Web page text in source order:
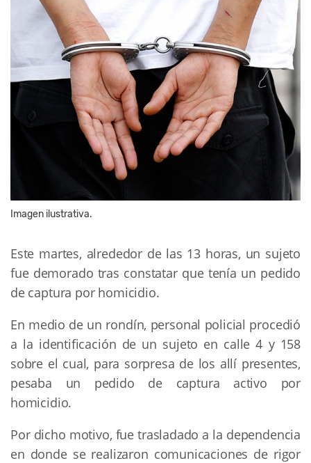
Imagen ilustrativa.
Este martes, alrededor de las 13 horas, un sujeto
fue demorado tras constatar que tenía un pedido
de captura por homicidio.
En medio de un rondín, personal policial procedió
a la identificación de un sujeto en calle 4 y 158
sobre el cual, para sorpresa de los allí presentes,
pesaba un pedido de captura activo por
homicidio.
Por dicho motivo, fue trasladado a la dependencia
en donde se realizaron comunicaciones de rigor